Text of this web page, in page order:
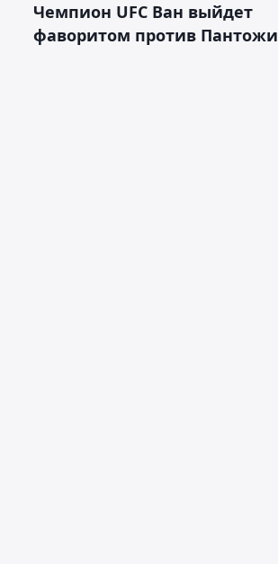
Чемпион UFC Ван выйдет
фаворитом против Пантожи